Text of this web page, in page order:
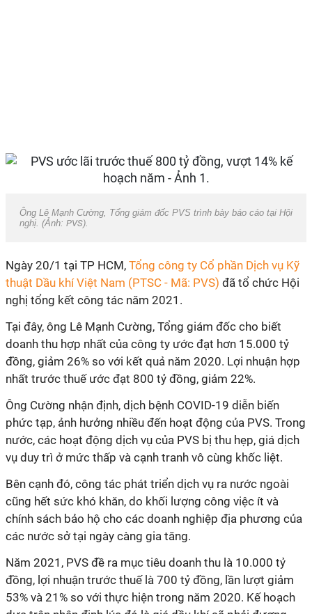
Ông Lê Mạnh Cường, Tổng giám đốc PVS trình bày báo cáo tại Hội
nghị. (Ảnh: PVS).
Ngày 20/1 tại TP HCM, Tổng công ty Cổ phần Dịch vụ Kỹ
thuật Dầu khí Việt Nam (PTSC - Mã: PVS) đã tổ chức Hội
nghị tổng kết công tác năm 2021.
Tại đây, ông Lê Mạnh Cường, Tổng giám đốc cho biết
doanh thu hợp nhất của công ty ước đạt hơn 15.000 tỷ
đồng, giảm 26% so với kết quả năm 2020. Lợi nhuận hợp
nhất trước thuế ước đạt 800 tỷ đồng, giảm 22%.
Ông Cường nhận định, dịch bệnh COVID-19 diễn biến
phức tạp, ảnh hưởng nhiều đến hoạt động của PVS. Trong
nước, các hoạt động dịch vụ của PVS bị thu hẹp, giá dịch
vụ duy trì ở mức thấp và cạnh tranh vô cùng khốc liệt.
Bên cạnh đó, công tác phát triển dịch vụ ra nước ngoài
cũng hết sức khó khăn, do khối lượng công việc ít và
chính sách bảo hộ cho các doanh nghiệp địa phương của
các nước sở tại ngày càng gia tăng.
Năm 2021, PVS đề ra mục tiêu doanh thu là 10.000 tỷ
đồng, lợi nhuận trước thuế là 700 tỷ đồng, lần lượt giảm
53% và 21% so với thực hiện trong năm 2020. Kế hoạch